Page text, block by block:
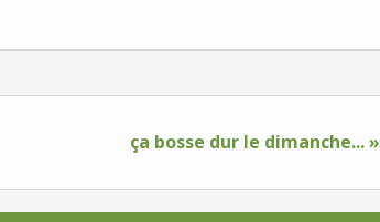
ça bosse dur le dimanche... »